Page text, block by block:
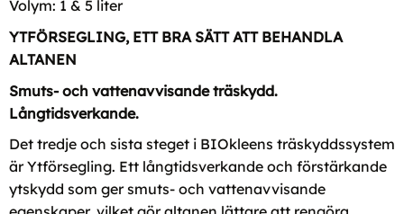
Volym: 1 & 5 liter
YTFÖRSEGLING, ETT BRA SÄTT ATT BEHANDLA
ALTANEN
Smuts- och vattenavvisande träskydd.
Långtidsverkande.
Det tredje och sista steget i BIOkleens träskyddssystem
är Ytförsegling. Ett långtidsverkande och förstärkande
ytskydd som ger smuts- och vattenavvisande